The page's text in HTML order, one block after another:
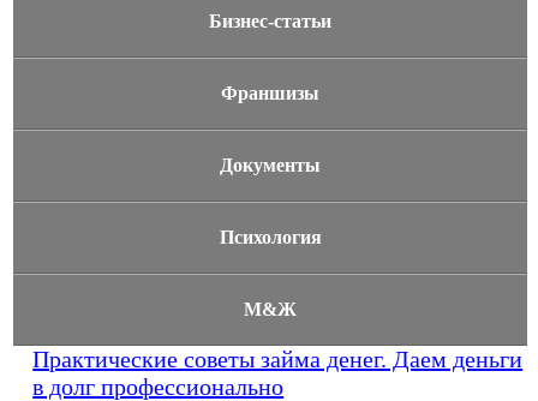
Бизнес-статьи
Франшизы
Документы
Психология
М&Ж
Практические советы займа денег. Даем деньги
в долг профессионально